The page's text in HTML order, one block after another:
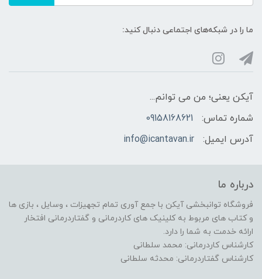
ما را در شبکه‌های اجتماعی دنبال کنید:
آیکن یعنی؛ من می توانم...
شماره تماس:
09158168621
آدرس ایمیل:
info@icantavan.ir
درباره ما
فروشگاه توانبخشی آیکن با جمع آوری تمام تجهیزات ، وسایل ، بازی ها
و کتاب های مربوط به کلینیک های کاردرمانی و گفتاردرمانی افتخار
ارائه خدمت به شما را دارد.
کارشناس کاردرمانی: محمد سلطانی
کارشناس گفتاردرمانی: محدثه سلطانی